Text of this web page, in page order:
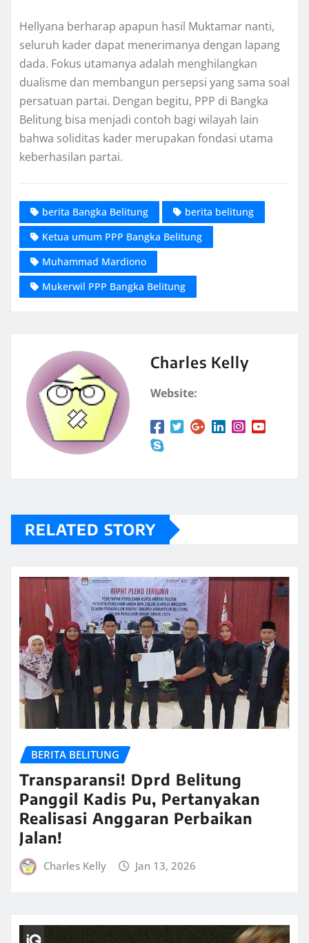
Hellyana berharap apapun hasil Muktamar nanti,
seluruh kader dapat menerimanya dengan lapang
dada. Fokus utamanya adalah menghilangkan
dualisme dan membangun persepsi yang sama soal
persatuan partai. Dengan begitu, PPP di Bangka
Belitung bisa menjadi contoh bagi wilayah lain
bahwa soliditas kader merupakan fondasi utama
keberhasilan partai.
berita Bangka Belitung
berita belitung
Ketua umum PPP Bangka Belitung
Muhammad Mardiono
Mukerwil PPP Bangka Belitung
Charles Kelly
Website:
RELATED STORY
BERITA BELITUNG
Transparansi! Dprd Belitung
Panggil Kadis Pu, Pertanyakan
Realisasi Anggaran Perbaikan
Jalan!
Charles Kelly Jan 13, 2026